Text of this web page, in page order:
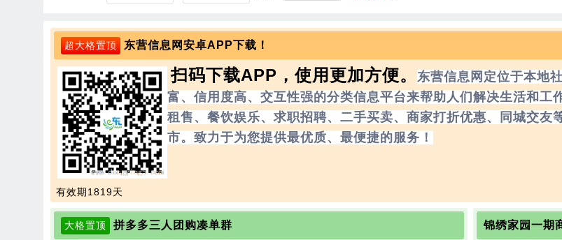
超大格置顶 东营信息网安卓APP下载！
扫码下载APP，使用更加方便。
东营信息网定位于本地
富、信用度高、交互性强的分类信息平台来帮助人们解决生活和
租售、餐饮娱乐、求职招聘、二手买卖、商家打折优惠、同城交
市。致力于为您提供最优质、最便捷的服务！
有效期1819天
大格置顶 拼多多三人团购凑单群 锦绣家园一期